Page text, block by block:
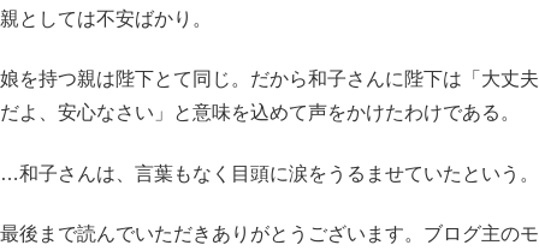
親としては不安ばかり。
娘を持つ親は陛下とて同じ。だから和子さんに陛下は「大丈夫
だよ、安心なさい」と意味を込めて声をかけたわけである。
…和子さんは、言葉もなく目頭に涙をうるませていたという。
最後まで読んでいただきありがとうございます。ブログ主のモ